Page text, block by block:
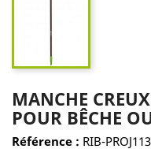
MANCHE
POUR BÊCHE
Référence : RIB-